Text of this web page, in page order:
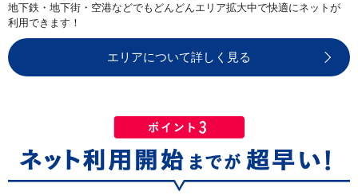
地下鉄・地下街・空港などでもどんどんエリア拡大中で快適にネットが
利用できます！
エリアについて詳しく見る